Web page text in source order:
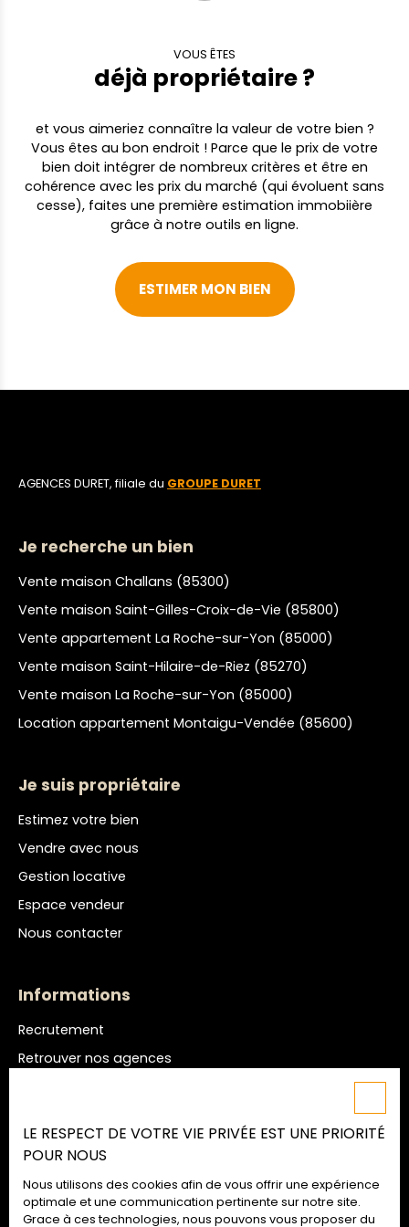
climatisé, matériaux de qualité, réalisation
VOUS ÊTES
déjà propriétaire ?
et vous aimeriez connaître la valeur de votre bien ?
Vous êtes au bon endroit ! Parce que le prix de votre
bien doit intégrer de nombreux critères et être en
cohérence avec les prix du marché (qui évoluent sans
cesse), faites une première estimation immobiière
grâce à notre outils en ligne.
ESTIMER MON BIEN
AGENCES DURET, filiale du GROUPE DURET
Je recherche un bien
Vente maison Challans (85300)
Vente maison Saint-Gilles-Croix-de-Vie (85800)
Vente appartement La Roche-sur-Yon (85000)
Vente maison Saint-Hilaire-de-Riez (85270)
Vente maison La Roche-sur-Yon (85000)
Location appartement Montaigu-Vendée (85600)
Je suis propriétaire
Estimez votre bien
Vendre avec nous
Gestion locative
Espace vendeur
Nous contacter
Informations
Recrutement
Retrouver nos agences
Politique de confidentialité
Gérer les cookies
LE RESPECT DE VOTRE VIE PRIVÉE EST UNE PRIORITÉ
POUR NOUS
Nous utilisons des cookies afin de vous offrir une expérience
optimale et une communication pertinente sur notre site.
Grace à ces technologies, nous pouvons vous proposer du